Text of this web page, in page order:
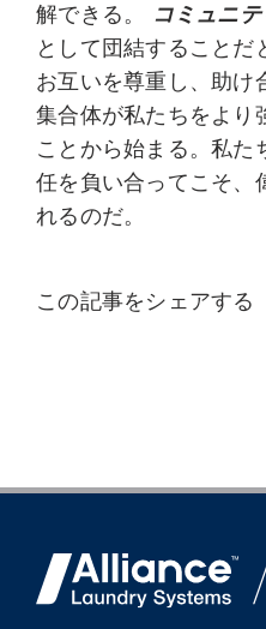
解できる。 コミュニ
として団結することだ
お互いを尊重し、助け
集合体が私たちをより
ことから始まる。私た
任を負い合ってこそ、
れるのだ。
この記事をシェアする